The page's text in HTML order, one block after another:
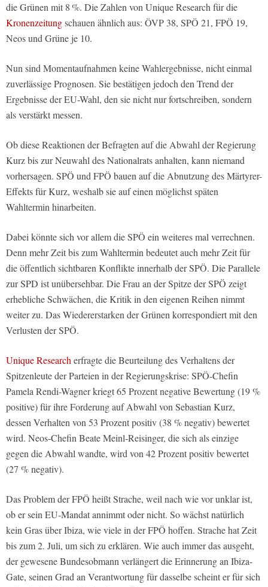
die Grünen mit 8 %. Die Zahlen von Unique Research für die
Kronenzeitungschauen ähnlich aus: ÖVP 38, SPÖ 21, FPÖ 19,
Neos und Grüne je 10.
Nun sind Momentaufnahmen keine Wahlergebnisse, nicht einmal
zuverlässige Prognosen. Sie bestätigen jedoch den Trend der
Ergebnisse der EU-Wahl, den sie nicht nur fortschreiben, sondern
als verstärkt messen.
Ob diese Reaktionen der Befragten auf die Abwahl der Regierung
Kurz bis zur Neuwahl des Nationalrats anhalten, kann niemand
vorhersagen. SPÖ und FPÖ bauen auf die Abnutzung des Märtyrer-
Effekts für Kurz, weshalb sie auf einen möglichst späten
Wahltermin hinarbeiten.
Dabei könnte sich vor allem die SPÖ ein weiteres mal verrechnen.
Denn mehr Zeit bis zum Wahltermin bedeutet auch mehr Zeit für
die öffentlich sichtbaren Konflikte innerhalb der SPÖ. Die Parallele
zur SPD ist unübersehbar. Die Frau an der Spitze der SPÖ zeigt
erhebliche Schwächen, die Kritik in den eigenen Reihen nimmt
weiter zu. Das Wiedererstarken der Grünen korrespondiert mit den
Verlusten der SPÖ.
Unique Research erfragte die Beurteilung des Verhaltens der
Spitzenleute der Parteien in der Regierungskrise: SPÖ-Chefin
Pamela Rendi-Wagner kriegt 65 Prozent negative Bewertung (19 %
positive) für ihre Forderung auf Abwahl von Sebastian Kurz,
dessen Verhalten von 53 Prozent positiv (38 % negativ) bewertet
wird. Neos-Chefin Beate Meinl-Reisinger, die sich als einzige
gegen die Abwahl wandte, wird von 42 Prozent positiv bewertet
(27 % negativ).
Das Problem der FPÖ heißt Strache, weil nach wie vor unklar ist,
ob er sein EU-Mandat annimmt oder nicht. So wächst natürlich
kein Gras über Ibiza, wie viele in der FPÖ hoffen. Strache hat Zeit
bis zum 2. Juli, um sich zu erklären. Wie auch immer das ausgeht,
der gewesene Bundesobmann verlängert die Erinnerung an Ibiza-
Gate, seinen Grad an Verantwortung für dasselbe scheint er für sich